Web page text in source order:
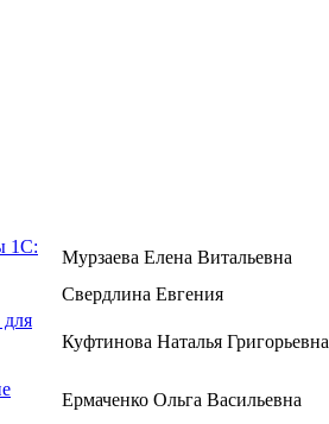
1С:
Мурзаева Елена Витальевна
Свердлина Евгения
Куфтинова Наталья Григорьевна
Ермаченко Ольга Васильевна